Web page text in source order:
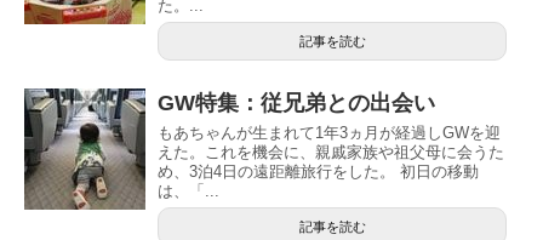
た。...
記事を読む
GW特集：従兄弟との出会い
もあちゃんが生まれて1年3ヵ月が経過しGWを迎
えた。これを機会に、親戚家族や祖父母に会うた
め、3泊4日の遠距離旅行をした。 初日の移動
は、「...
記事を読む